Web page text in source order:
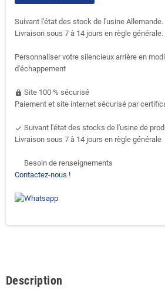
Suivant l'état des stock de l'usine Allemande.
Livraison sous 7 à 14 jours en règle générale.
Personnaliser votre silencieux arrière en
d'échappement
https Site 100 % sécurisé
Paiement et site internet sécurisé par
done Suivant l'état des stocks de l'usine de
Livraison sous 7 à 14 jours en règle générale
support-agent
Besoin de renseignements
Contactez-nous !
Description